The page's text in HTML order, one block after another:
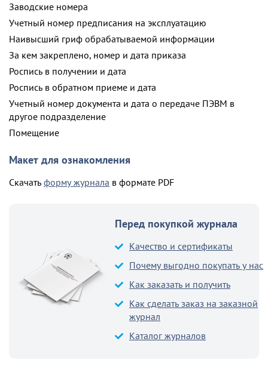
Заводские номера
Учетный номер предписания на эксплуатацию
Наивысший гриф обрабатываемой информации
За кем закреплено, номер и дата приказа
Роспись в получении и дата
Роспись в обратном приеме и дата
Учетный номер документа и дата о передаче ПЭВМ в
другое подразделение
Помещение
Макет для ознакомления
Скачать форму журнала в формате PDF
Перед покупкой журнала
Качество и сертификаты
Почему выгодно покупать у нас
Как заказать и получить
Как сделать заказ на заказной
журнал
Каталог журналов